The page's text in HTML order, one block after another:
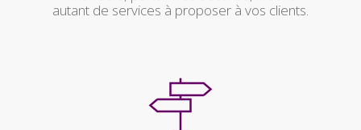
autant de services à proposer à vos clients.